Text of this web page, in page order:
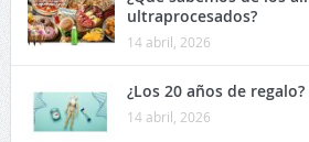
ultraprocesados?
14 abril, 2026
¿Los 20 años de
14 abril, 2026